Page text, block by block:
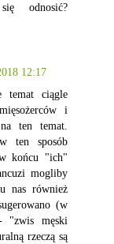
odnosić?
12:17
temat ciągle
i
ten temat.
ten sposób
końcu "ich"
mogliby
nas również
(w
"zwis męski
rzeczą są